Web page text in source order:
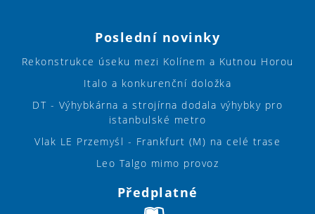
Poslední novinky
Rekonstrukce úseku mezi Kolínem a Kutnou Horou
Italo a konkurenční doložka
DT - Výhybkárna a strojírna dodala výhybky pro
istanbulské metro
Vlak LE Przemyśl - Frankfurt (M) na celé trase
Leo Talgo mimo provoz
Předplatné